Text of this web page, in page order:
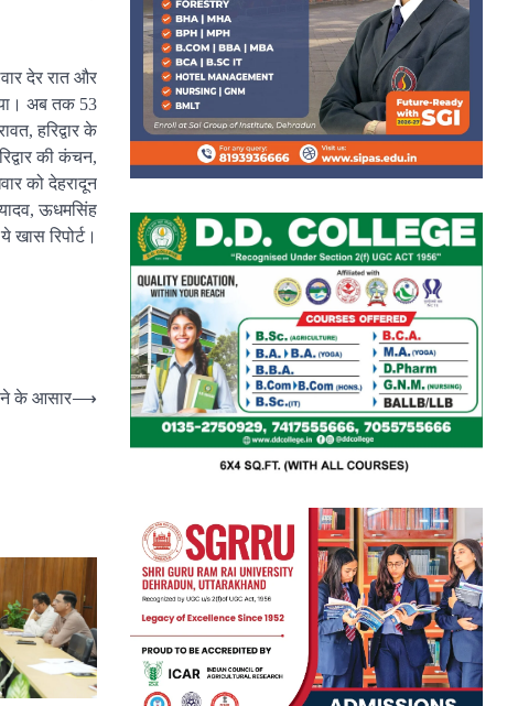
देर रात और
अब तक 53
हरिद्वार के
की कंचन,
को देहरादून
यादव, ऊधमसिंह
रिपोर्ट।
के आसार⟶